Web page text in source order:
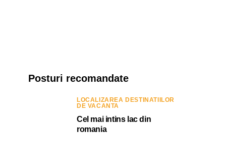
Posturi recomandate
LOCALIZAREA DESTINATIILOR
DE VACANTA
Cel mai intins lac din
romania